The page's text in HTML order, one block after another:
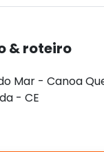
& roteiro
Mar - Canoa
- CE